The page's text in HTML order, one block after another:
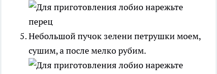
Небольшой пучок зелени петрушки моем,
сушим, а после мелко рубим.